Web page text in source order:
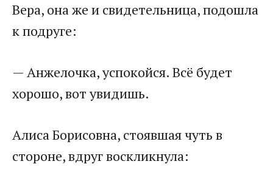
Вера, она же и свидетельница, подошла
к подруге:
— Анжелочка, успокойся. Всё будет
хорошо, вот увидишь.
Алиса Борисовна, стоявшая чуть в
стороне, вдруг воскликнула: